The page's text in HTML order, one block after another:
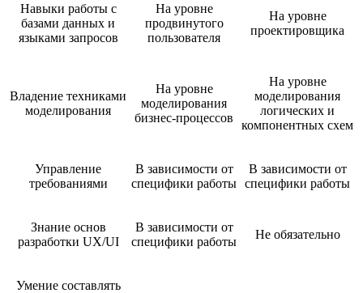
Навыки работы с
базами данных и
языками запросов
На уровне
продвинутого
пользователя
На уровне
проектировщика
Владение техниками
моделирования
На уровне
моделирования
бизнес-процессов
На уровне
моделирования
логических и
компонентных схем
Управление
требованиями
В зависимости от
специфики работы
В зависимости от
специфики работы
Знание основ
разработки UX/UI
В зависимости от
специфики работы
Не обязательно
Умение составлять